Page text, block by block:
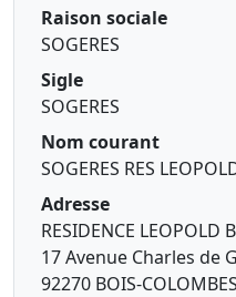
Raison sociale
SOGERES
Sigle
SOGERES
Nom courant
SOGERES RES
Adresse
RESIDENCE LEOPOLD
17 Avenue Charles de
92270 BOIS-COLOMBES